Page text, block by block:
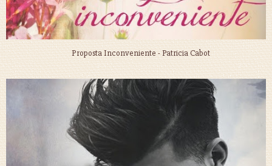
Proposta Inconveniente - Patricia Cabot